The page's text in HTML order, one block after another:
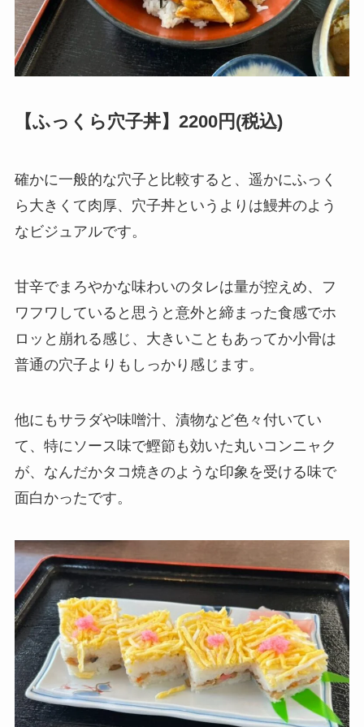
【ふっくら穴子丼】2200円(税込)
確かに一般的な穴子と比較すると、遥かにふっく
ら大きくて肉厚、穴子丼というよりは鰻丼のよう
なビジュアルです。
甘辛でまろやかな味わいのタレは量が控えめ、フ
ワフワしていると思うと意外と締まった食感でホ
ロッと崩れる感じ、大きいこともあってか小骨は
普通の穴子よりもしっかり感じます。
他にもサラダや味噌汁、漬物など色々付いてい
て、特にソース味で鰹節も効いた丸いコンニャク
が、なんだかタコ焼きのような印象を受ける味で
面白かったです。